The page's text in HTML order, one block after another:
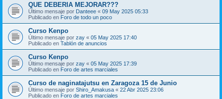
QUE DEBERIA MEJORAR???
Último mensaje por Danteee « 09 May 2025 05:33
Publicado en Foro de todo un poco
Curso Kenpo
Último mensaje por zay « 05 May 2025 17:40
Publicado en Tablón de anuncios
Curso Kenpo
Último mensaje por zay « 05 May 2025 17:39
Publicado en Foro de artes marciales
Curso de naginatajutsu en Zaragoza 15 de Junio
Último mensaje por Shiro_Amakusa « 22 Abr 2025 23:06
Publicado en Foro de artes marciales